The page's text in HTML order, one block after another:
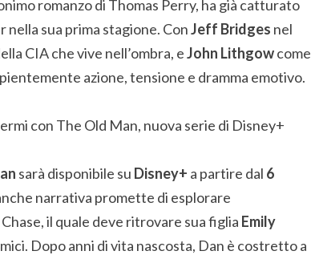
romanzo di Thomas Perry, ha già catturato
sua prima stagione. ConJeff Bridges nel
CIA che vive nell’ombra, eJohn Lithgowcome
azione, tensione e dramma emotivo.
sarà disponibile su Disney+ a partire dal 6
narrativa promette di esplorare
il quale deve ritrovare sua figlia Emily
Dopo anni di vita nascosta, Dan è costretto a